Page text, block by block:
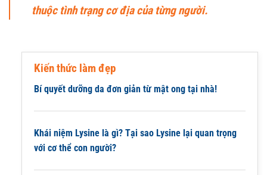
thuộc tình trạng cơ địa của từng người.
Kiến thức làm đẹp
Bí quyết dưỡng da đơn giản từ mật ong tại nhà!
Khái niệm Lysine là gì? Tại sao Lysine lại quan trọng
với cơ thể con người?